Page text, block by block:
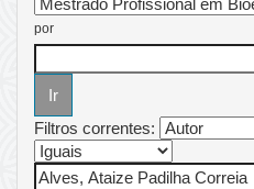
por
Filtros correntes: